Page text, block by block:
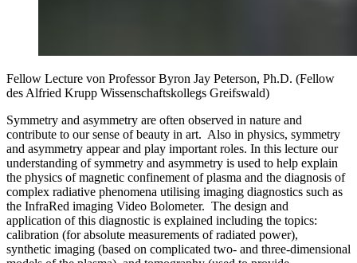
Fellow Lecture von Professor Byron Jay Peterson, Ph.D. (Fellow
des Alfried Krupp Wissenschaftskollegs Greifswald)
Symmetry and asymmetry are often observed in nature and
contribute to our sense of beauty in art. Also in physics, symmetry
and asymmetry appear and play important roles. In this lecture our
understanding of symmetry and asymmetry is used to help explain
the physics of magnetic confinement of plasma and the diagnosis of
complex radiative phenomena utilising imaging diagnostics such as
the InfraRed imaging Video Bolometer. The design and
application of this diagnostic is explained including the topics:
calibration (for absolute measurements of radiated power),
synthetic imaging (based on complicated two- and three-dimensional